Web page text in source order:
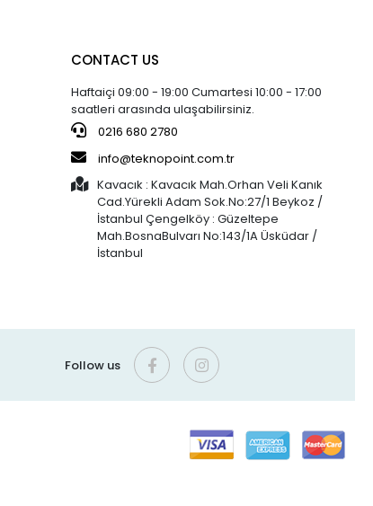
CONTACT US
Haftaiçi 09:00 - 19:00 Cumartesi 10:00 - 17:00
saatleri arasında ulaşabilirsiniz.
0216 680 2780
info@teknopoint.com.tr
Kavacık : Kavacık Mah.Orhan Veli Kanık
Cad.Yürekli Adam Sok.No:27/1 Beykoz /
İstanbul Çengelköy : Güzeltepe
Mah.BosnaBulvarı No:143/1A Üsküdar /
İstanbul
Follow us